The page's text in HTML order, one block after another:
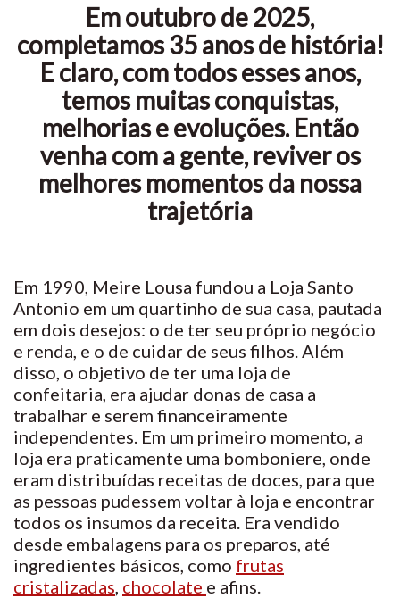
Em outubro de 2025,
completamos 35 anos de história!
E claro, com todos esses anos,
temos muitas conquistas,
melhorias e evoluções. Então
venha com a gente, reviver os
melhores momentos da nossa
trajetória
Em 1990, Meire Lousa fundou a Loja Santo
Antonio em um quartinho de sua casa, pautada
em dois desejos: o de ter seu próprio negócio
e renda, e o de cuidar de seus filhos. Além
disso, o objetivo de ter uma loja de
confeitaria, era ajudar donas de casa a
trabalhar e serem financeiramente
independentes. Em um primeiro momento, a
loja era praticamente uma bomboniere, onde
eram distribuídas receitas de doces, para que
as pessoas pudessem voltar à loja e encontrar
todos os insumos da receita. Era vendido
desde embalagens para os preparos, até
ingredientes básicos, como frutas
cristalizadas chocolate e afins.